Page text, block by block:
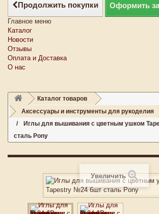
Продолжить покупки Оформить
Главное меню
Каталог
Новости
Отзывы
Оплата и Доставка
О нас
Каталог товаров
Аксессуары и инструменты для рукоделия
Иглы для вышивания с цветным ушком
сталь Pony
Увеличить